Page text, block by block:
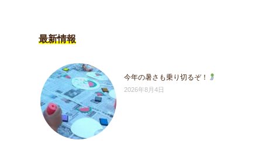
最新情報
今年の暑さも乗り切るぞ！
2026年8月4日